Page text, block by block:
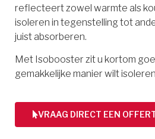
reflecteert zowel warmte als
isoleren in tegenstelling tot
juist absorberen.
Met Isobooster zit u kortom
gemakkelijke manier wilt
VRAAG DIRECT EEN